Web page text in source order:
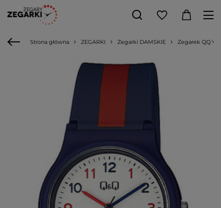
Strona główna ZEGARKI Zegarki DAMSKIE Zegarek QQ